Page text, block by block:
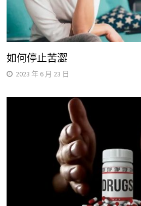
如何停止苦澀
2023 年 6 月 23 日